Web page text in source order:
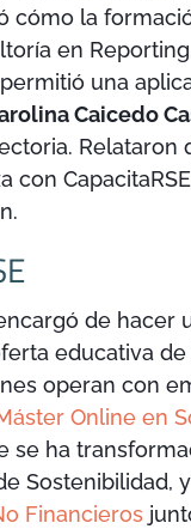
cómo la
en
una
Caicedo
Relataron
con
de hacer
educativa
operan con
Online en
se ha
Sostenibilidad,
Financieros